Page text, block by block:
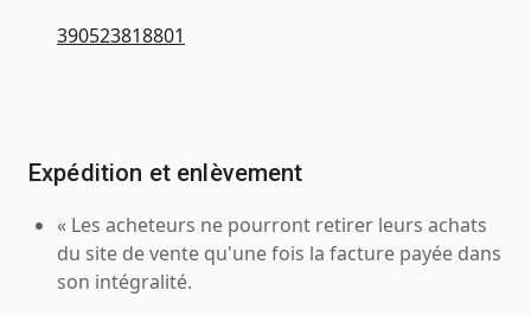
390523818801
Expédition et enlèvement
« Les acheteurs ne pourront retirer leurs achats
du site de vente qu'une fois la facture payée dans
son intégralité.